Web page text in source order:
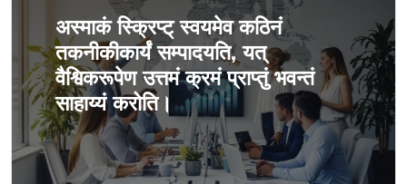
अस्माकं स्क्रिप्ट् स्वयमेव कठिनं
तकनीकीकार्यं सम्पादयति, यत्
वैश्विकरूपेण उत्तमं क्रमं प्राप्तुं भवन्तं
साहाय्यं करोति।